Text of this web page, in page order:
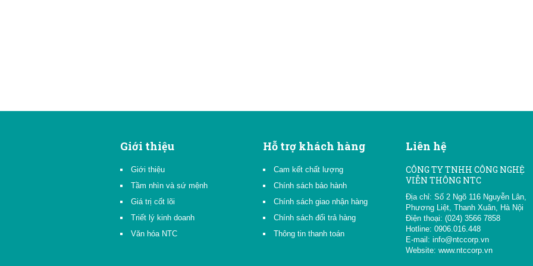
Giới thiệu
Giới thiệu
Tầm nhìn và sứ mệnh
Giá trị cốt lõi
Triết lý kinh doanh
Văn hóa NTC
Hỗ trợ khách hàng
Cam kết chất lượng
Chính sách bảo hành
Chính sách giao nhận hàng
Chính sách đổi trả hàng
Thông tin thanh toán
Liên hệ
CÔNG TY TNHH CÔNG NGHỆ
VIỄN THÔNG NTC
Địa chỉ: Số 2 Ngõ 116 Nguyễn Lân,
Phương Liệt, Thanh Xuân, Hà Nội
Điện thoại: (024) 3566 7858
Hotline: 0906.016.448
E-mail: info@ntccorp.vn
Website: www.ntccorp.vn